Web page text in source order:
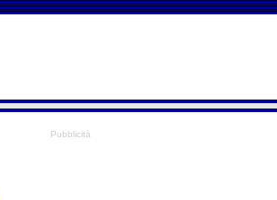
Pubblicità